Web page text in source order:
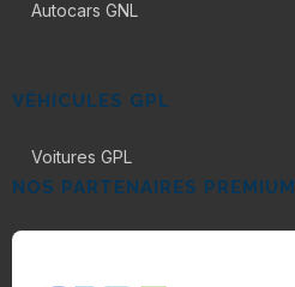
Autocars GNL
VÉHICULES GPL
Voitures GPL
NOS PARTENAIRES PREMIUM